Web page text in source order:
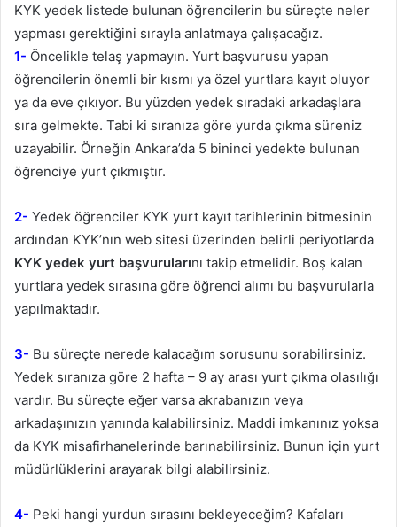
KYK yedek listede bulunan öğrencilerin bu süreçte neler
yapması gerektiğini sırayla anlatmaya çalışacağız.
1- Öncelikle telaş yapmayın. Yurt başvurusu yapan
öğrencilerin önemli bir kısmı ya özel yurtlara kayıt oluyor
ya da eve çıkıyor. Bu yüzden yedek sıradaki arkadaşlara
sıra gelmekte. Tabi ki sıranıza göre yurda çıkma süreniz
uzayabilir. Örneğin Ankara’da 5 bininci yedekte bulunan
öğrenciye yurt çıkmıştır.
2- Yedek öğrenciler KYK yurt kayıt tarihlerinin bitmesinin
ardından KYK’nın web sitesi üzerinden belirli periyotlarda
KYK yedek yurt başvurularını takip etmelidir. Boş kalan
yurtlara yedek sırasına göre öğrenci alımı bu başvurularla
yapılmaktadır.
3- Bu süreçte nerede kalacağım sorusunu sorabilirsiniz.
Yedek sıranıza göre 2 hafta – 9 ay arası yurt çıkma olasılığı
vardır. Bu süreçte eğer varsa akrabanızın veya
arkadaşınızın yanında kalabilirsiniz. Maddi imkanınız yoksa
da KYK misafirhanelerinde barınabilirsiniz. Bunun için yurt
müdürlüklerini arayarak bilgi alabilirsiniz.
4- Peki hangi yurdun sırasını bekleyeceğim? Kafaları